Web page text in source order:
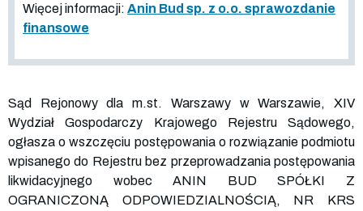
Więcej informacji: Anin Bud sp. z o.o. sprawozdanie
finansowe
Sąd Rejonowy dla m.st. Warszawy w Warszawie, XIV
Wydział Gospodarczy Krajowego Rejestru Sądowego,
ogłasza o wszczęciu postępowania o rozwiązanie podmiotu
wpisanego do Rejestru bez przeprowadzania postępowania
likwidacyjnego wobec ANIN BUD SPÓŁKI Z
OGRANICZONĄ ODPOWIEDZIALNOŚCIĄ, NR KRS